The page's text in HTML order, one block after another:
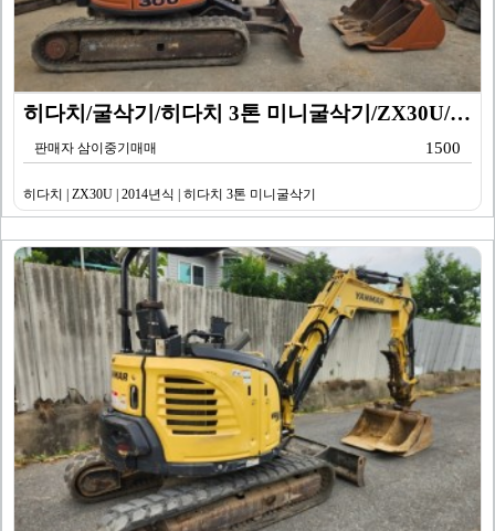
히다치/굴삭기/히다치 3톤 미니굴삭기/ZX30U/201…
판매자 삼이중기매매 1500
히다치 | ZX30U | 2014년식 | 히다치 3톤 미니굴삭기